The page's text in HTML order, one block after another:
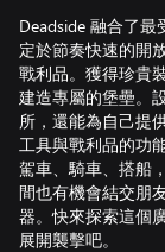
Deadside 融合了
定於節奏快速的開
戰利品。獲得珍貴
建造專屬的堡壘。
所，還能為自己提
工具與戰利品的功
駕車、騎車、搭船
間也有機會結交朋
器。快來探索這個
展開襲擊吧。